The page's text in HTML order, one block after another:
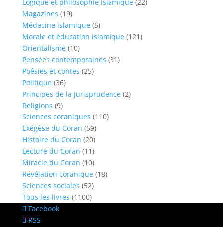
Logique et philosophie islamique (22)
Magazines (19)
Médecine islamique (5)
Morale et éducation islamique (121)
Orientalisme (10)
Pensées contemporaines (31)
Poésies et contes (25)
Politique (36)
Principes de la jurisprudence (2)
Religions (9)
Sciences coraniques (110)
Exégèse du Coran (59)
Histoire du Coran (20)
Lecture du Coran (11)
Miracle du Coran (10)
Révélation coranique (18)
Sciences sociales (52)
Tous les livres (1100)
Facebook
RSS